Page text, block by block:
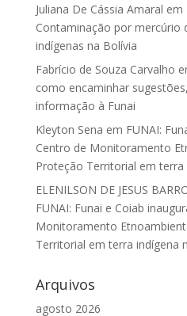
Juliana De Cássia Amaral em
Contaminação por mercúrio
indígenas na Bolívia
Fabrício de Souza Carvalho
como encaminhar
informação à Funai
Kleyton Sena em FUNAI:
Centro de Monitoramento
Proteção Territorial em
ELENILSON DE JESUS
FUNAI: Funai e Coiab
Monitoramento
Territorial em terra indígena
Arquivos
agosto 2026